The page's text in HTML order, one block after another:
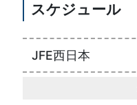
スケジュール
JFE西日本